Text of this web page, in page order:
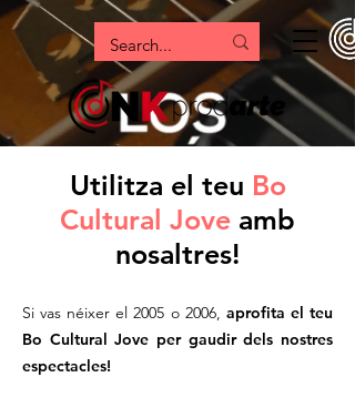
Utilitza el teu Bo
Cultural Jove amb
nosaltres!
Si vas néixer el 2005 o 2006, aprofita el teu
Bo Cultural Jove per gaudir dels nostres
espectacles!